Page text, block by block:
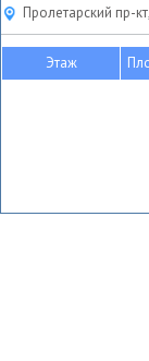
Пролетарский пр-
Этаж